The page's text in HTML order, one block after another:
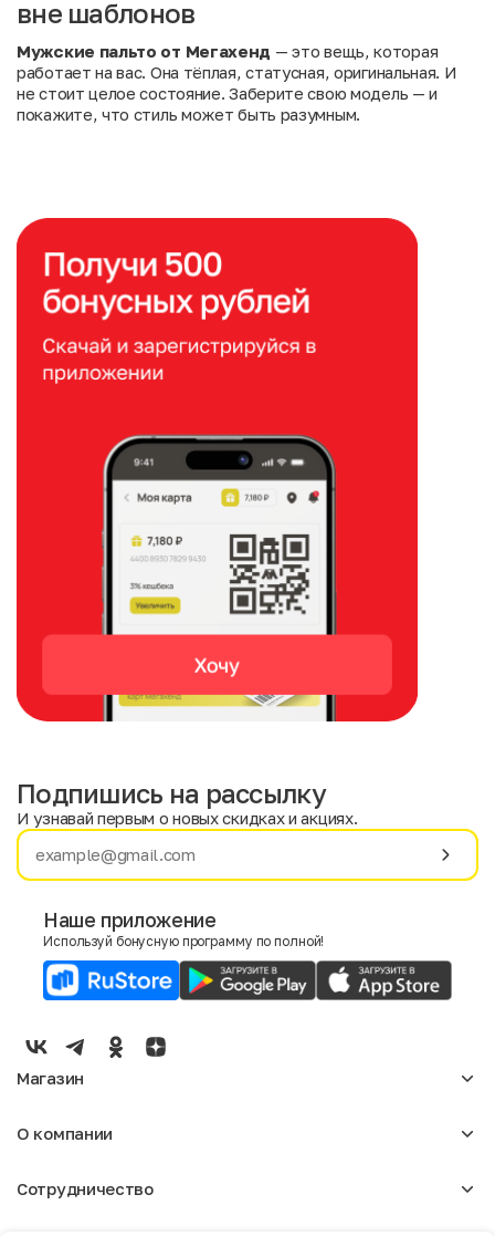
вне шаблонов
Мужские пальто от Мегахенд — это вещь, которая
работает на вас. Она тёплая, статусная, оригинальная. И
не стоит целое состояние. Заберите свою модель — и
покажите, что стиль может быть разумным.
Имя
E-mail
Мужской
Женский
Подпишись на рассылку
И узнавай первым о новых скидках и акциях.
Наше приложение
Используй бонусную программу по полной!
Магазин
Мужское
О компании
Отзывы
Сотрудничество